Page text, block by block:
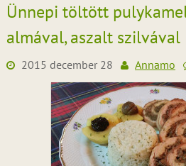
Ünnepi töltött
almával, aszalt szilvával
2015 december 28 Annamo